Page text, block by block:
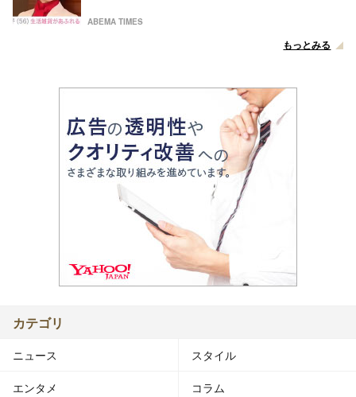
ABEMA TIMES
もっとみる
カテゴリ
ニュース スタイル
エンタメ コラム